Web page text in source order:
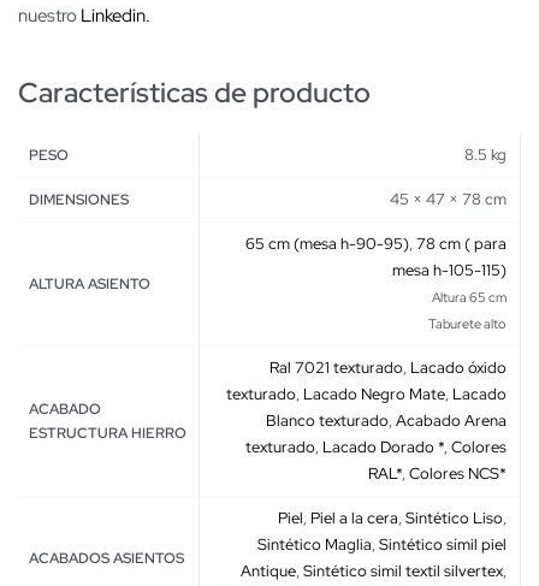
nuestro Linkedin.
Características de producto
PESO 8.5 kg
DIMENSIONES 45 × 47 × 78 cm
ALTURA ASIENTO
65 cm (mesa h-90-95),78 cm ( para
mesa h-105-115)
Altura 65 cm
Taburete alto
ACABADO
ESTRUCTURA HIERRO
Ral 7021 texturado, Lacado óxido
texturado, Lacado Negro Mate, Lacado
Blanco texturado,Acabado Arena
texturado, Lacado Dorado *,Colores
RAL*,Colores NCS*
ACABADOS ASIENTOS
Piel, Piel a la cera,Sintético Liso,
Sintético Maglia,Sintético símil piel
Antique,Sintético simil textil silvertex,